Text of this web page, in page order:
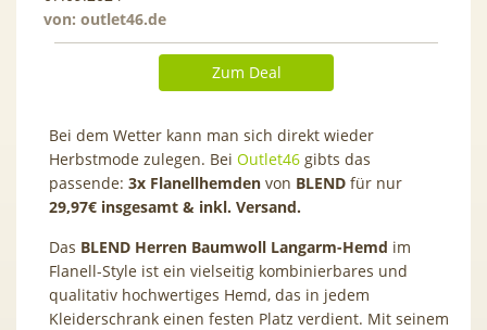
von: outlet46.de
Zum Deal
Bei dem Wetter kann man sich direkt wieder
Herbstmode zulegen. Bei Outlet46 gibts das
passende: 3x Flanellhemden von BLEND für nur
29,97€ insgesamt & inkl. Versand.
Das BLEND Herren Baumwoll Langarm-Hemd im
Flanell-Style ist ein vielseitig kombinierbares und
qualitativ hochwertiges Hemd, das in jedem
Kleiderschrank einen festen Platz verdient. Mit seinem